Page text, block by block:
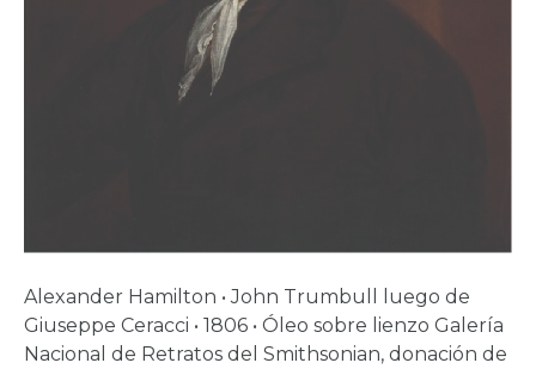
Alexander Hamilton • John Trumbull luego de
Giuseppe Ceracci • 1806 • Óleo sobre lienzo Galería
Nacional de Retratos del Smithsonian, donación de